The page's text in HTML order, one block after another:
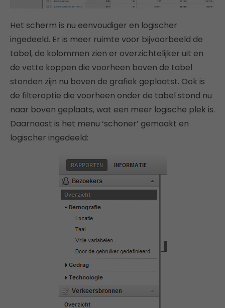
Het scherm is nu eenvoudiger en logischer
ingedeeld. Er is meer ruimte voor bijvoorbeeld de
tabel, de kolommen zien er overzichtelijker uit en
de vette koppen die voorheen boven de tabel
stonden zijn nu boven de grafiek geplaatst. Ook is
de filteroptie die voorheen onder de tabel stond nu
naar boven geplaats, wat een meer logische plek is.
Daarnaast is het menu ‘schoner’ gemaakt en
logischer ingedeeld: